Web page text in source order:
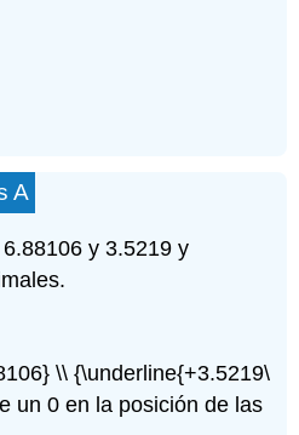
A
y 3.5219 y
\\ {\underline{+3.5219\
un 0 en la posición de las